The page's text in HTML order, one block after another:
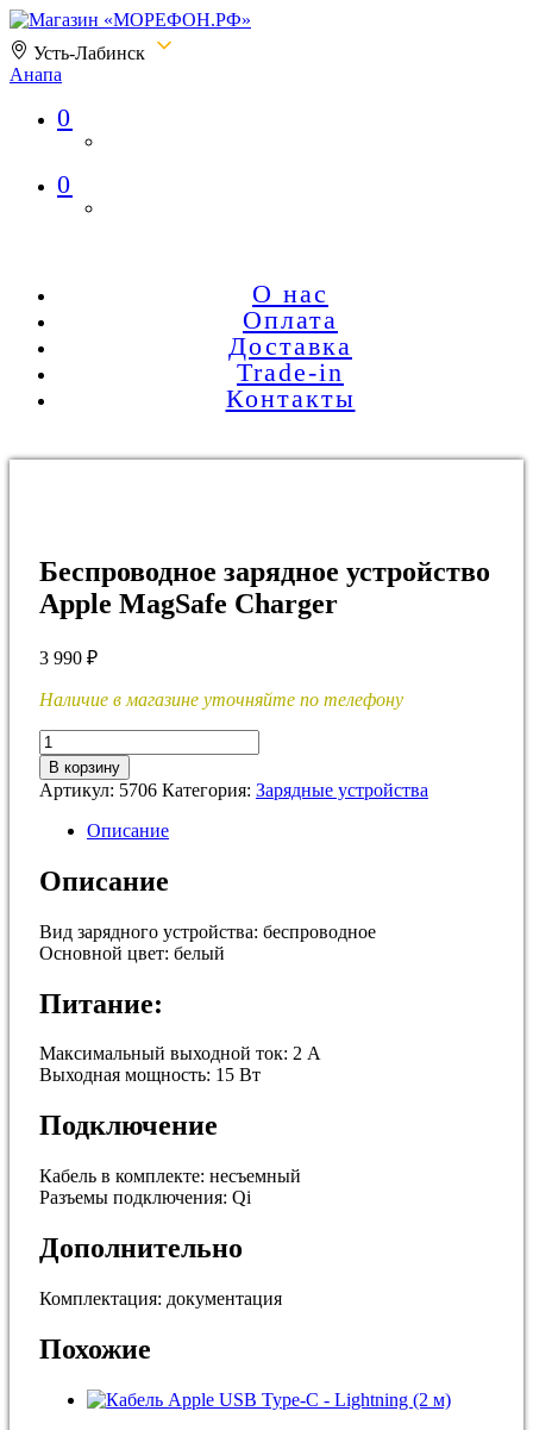
Усть-Лабинск
Анапа
Магазин «МОРЕФОН.РФ»
0
0
О нас
Оплата
Доставка
Trade-in
Контакты
Беспроводное зарядное устройство
Apple MagSafe Charger
3 990 ₽
Наличие в магазине уточняйте по телефону
Количество
товара
Беспроводное
зарядное
устройство
MagSafe
Charger
В корзину
Артикул: 5706 Категория: Зарядные устройства
Описание
Описание
Вид зарядного устройства: беспроводное
Основной цвет: белый
Питание:
Максимальный выходной ток: 2 А
Выходная мощность: 15 Вт
Подключение
Кабель в комплекте: несъемный
Разъемы подключения: Qi
Дополнительно
Комплектация: документация
Похожие